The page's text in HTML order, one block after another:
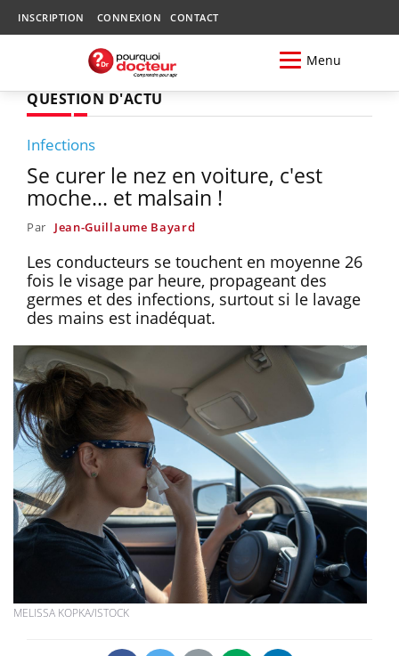
INSCRIPTION CONNEXION CONTACT
Menu
QUESTION D'ACTU
Infections
Se curer le nez en voiture, c'est
moche... et malsain !
Par Jean-Guillaume Bayard
Les conducteurs se touchent en moyenne 26
fois le visage par heure, propageant des
germes et des infections, surtout si le lavage
des mains est inadéquat.
MELISSA KOPKA/ISTOCK